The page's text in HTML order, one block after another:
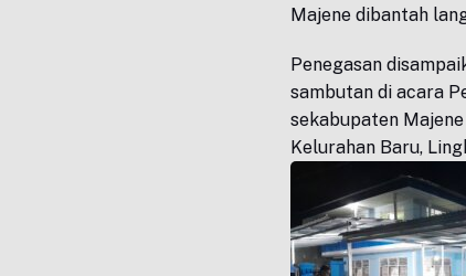
Majene dibantah
Penegasan
sambutan di acara
sekabupaten
Kelurahan Baru,